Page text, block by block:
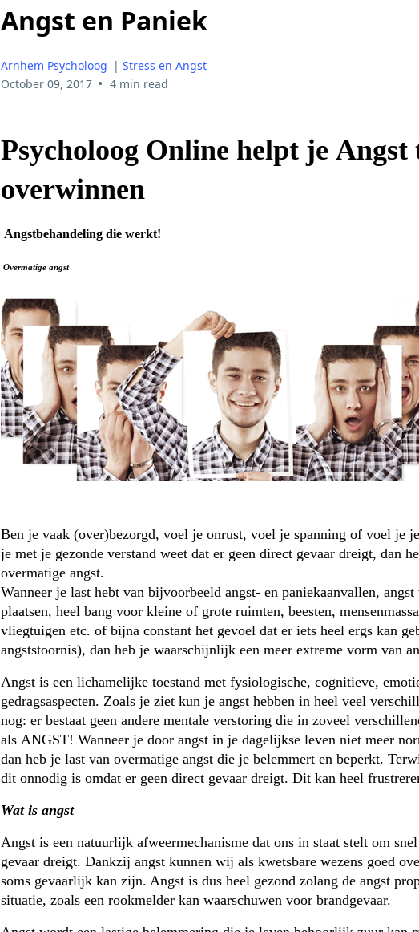
Angst en Paniek
Arnhem Psycholoog | Stress en Angst
October 09, 2017 • 4 min read
Psycholoog Online helpt je Angst
overwinnen
Angstbehandeling die werkt!
Overmatige angst
Ben je vaak (over)bezorgd, voel je onrust, voel je spanning of voel je
je met je gezonde verstand weet dat er geen direct gevaar dreigt, dan
overmatige angst.
Wanneer je last hebt van bijvoorbeeld angst- en paniekaanvallen,
plaatsen, heel bang voor kleine of grote ruimten, beesten,
vliegtuigen etc. of bijna constant het gevoel dat er iets heel ergs kan
angststoornis), dan heb je waarschijnlijk een meer extreme vorm van
Angst is een lichamelijke toestand met fysiologische, cognitieve,
gedragsaspecten. Zoals je ziet kun je angst hebben in heel veel
nog: er bestaat geen andere mentale verstoring die in zoveel
als ANGST! Wanneer je door angst in je dagelijkse leven niet meer
dan heb je last van overmatige angst die je belemmert en beperkt.
dit onnodig is omdat er geen direct gevaar dreigt. Dit kan heel
Wat is angst
Angst is een natuurlijk afweermechanisme dat ons in staat stelt om
gevaar dreigt. Dankzij angst kunnen wij als kwetsbare wezens goed
soms gevaarlijk kan zijn. Angst is dus heel gezond zolang de angst
situatie, zoals een rookmelder kan waarschuwen voor brandgevaar.